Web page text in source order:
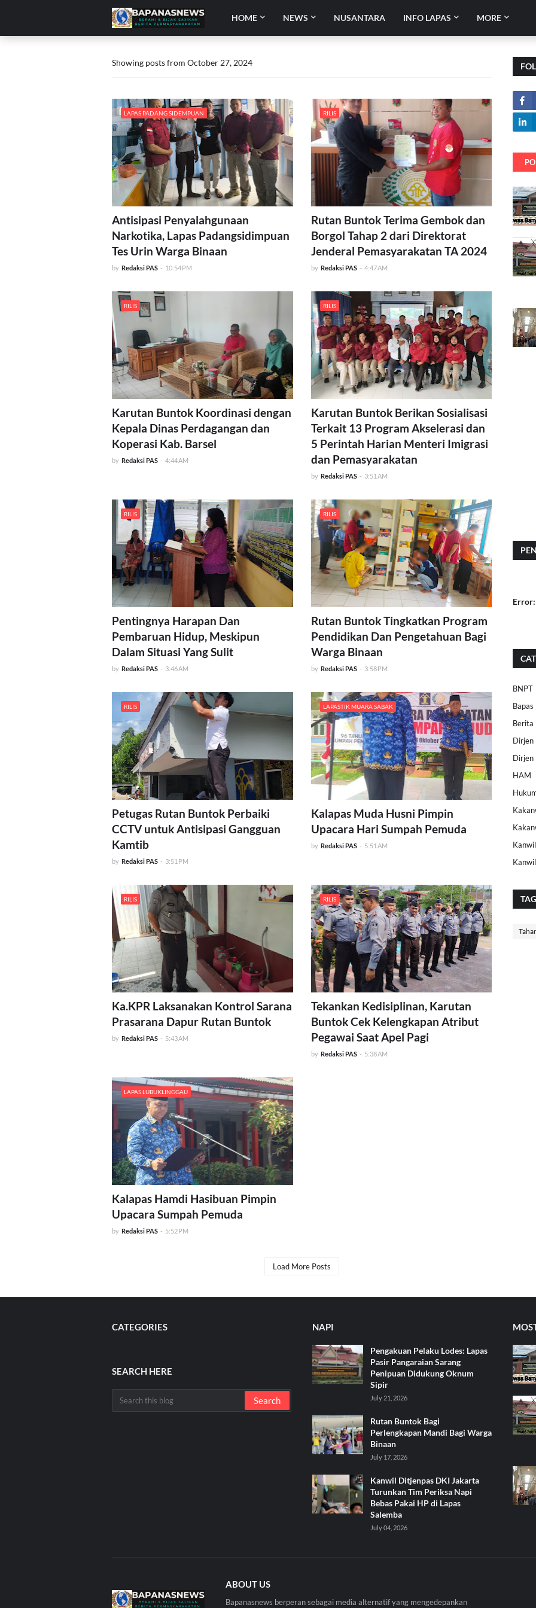
HOME NEWS NUSANTARA INFO LAPAS MORE
Showing posts from October 27, 2024
LAPAS PADANG SIDEMPUAN
Antisipasi Penyalahgunaan
Narkotika, Lapas Padangsidimpuan
Tes Urin Warga Binaan
by Redaksi PAS - 10:54 PM
RILIS
Rutan Buntok Terima Gembok dan
Borgol Tahap 2 dari Direktorat
Jenderal Pemasyarakatan TA 2024
by Redaksi PAS - 4:47 AM
RILIS
Karutan Buntok Koordinasi dengan
Kepala Dinas Perdagangan dan
Koperasi Kab. Barsel
by Redaksi PAS - 4:44 AM
RILIS
Karutan Buntok Berikan Sosialisasi
Terkait 13 Program Akselerasi dan
5 Perintah Harian Menteri Imigrasi
dan Pemasyarakatan
by Redaksi PAS - 3:51 AM
RILIS
Pentingnya Harapan Dan
Pembaruan Hidup, Meskipun
Dalam Situasi Yang Sulit
by Redaksi PAS - 3:46 AM
RILIS
Rutan Buntok Tingkatkan Program
Pendidikan Dan Pengetahuan Bagi
Warga Binaan
by Redaksi PAS - 3:58 PM
RILIS
Petugas Rutan Buntok Perbaiki
CCTV untuk Antisipasi Gangguan
Kamtib
by Redaksi PAS - 3:51 PM
LAPASTIK MUARA SABAK
Kalapas Muda Husni Pimpin
Upacara Hari Sumpah Pemuda
by Redaksi PAS - 5:51 AM
RILIS
Ka.KPR Laksanakan Kontrol Sarana
Prasarana Dapur Rutan Buntok
by Redaksi PAS - 5:43 AM
RILIS
Tekankan Kedisiplinan, Karutan
Buntok Cek Kelengkapan Atribut
Pegawai Saat Apel Pagi
by Redaksi PAS - 5:38 AM
LAPAS LUBUKLINGGAU
Kalapas Hamdi Hasibuan Pimpin
Upacara Sumpah Pemuda
by Redaksi PAS - 5:52 PM
Load More Posts
Error:
BNPT
Bapas
Berita
Dirjen
Dirjen
HAM
CATEGORIES
SEARCH HERE
NAPI
Pengakuan Pelaku Lodes: Lapas
Pasir Pangaraian Sarang
Penipuan Didukung Oknum
Sipir
July 21, 2026
Rutan Buntok Bagi
Perlengkapan Mandi Bagi Warga
Binaan
July 17, 2026
Kanwil Ditjenpas DKI Jakarta
Turunkan Tim Periksa Napi
Bebas Pakai HP di Lapas
Salemba
July 04, 2026
ABOUT US
Bapanasnews berperan sebagai media alternatif yang mengedepankan